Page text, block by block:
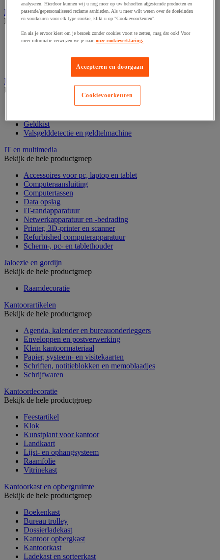
Folderrek en -houder
Bekijk de hele productgroep
Folderrek
Tafel folderstandaard
Wandfolderhouder
Inname en beheer van geld
Bekijk de hele productgroep
Barcode scanner en accessoires
Geldkist
Valsgelddetectie en geldtelmachine
IT en multimedia
Bekijk de hele productgroep
Accessoires voor pc, laptop en tablet
Computeraansluiting
Computertassen
Data opslag
IT-randapparatuur
Netwerkapparatuur en -bedrading
Printer, 3D-printer en scanner
Refurbished computerapparatuur
Scherm-, pc- en tablethouder
Jaloezie en gordijn
Bekijk de hele productgroep
Raamdecoratie
Kantoorartikelen
Bekijk de hele productgroep
Agenda, kalender en bureauonderleggers
Enveloppen en postverwerking
Klein kantoormateriaal
Papier, systeem- en visitekaarten
Schriften, notitieblokken en memoblaadjes
Schrijfwaren
Kantoordecoratie
Bekijk de hele productgroep
Feestartikel
Klok
Kunstplant voor kantoor
Landkaart
Lijst- en ophangsysteem
Raamfolie
Vitrinekast
Kantoorkast en opbergruimte
Bekijk de hele productgroep
Boekenkast
Bureau trolley
Dossierladekast
Kantoor opbergkast
Kantoorkast
Ladekast en sorteerkast
analyseren. Hierdoor kunnen wij u nog meer op uw behoeften afgestemde producten en
passende/gepersonaliseerd reclame aanbieden. Als u meer wilt weten over de doeleinden
en voorkeuren voor elk type cookie, klikt u op "Cookievoorkeuren".
En als je ervoor kiest om je bezoek zonder cookies voort te zetten, mag dat ook! Voor
meer informatie verwijzen we je naar onze cookieverklaring.
Accepteren en doorgaan
Cookievoorkeuren